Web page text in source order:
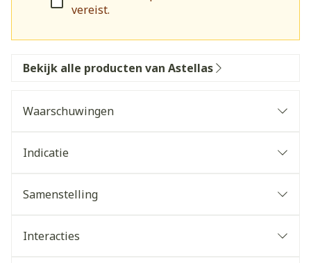
vereist.
Bekijk alle producten van Astellas
Waarschuwingen
Indicatie
Samenstelling
of 10 mg
Interacties